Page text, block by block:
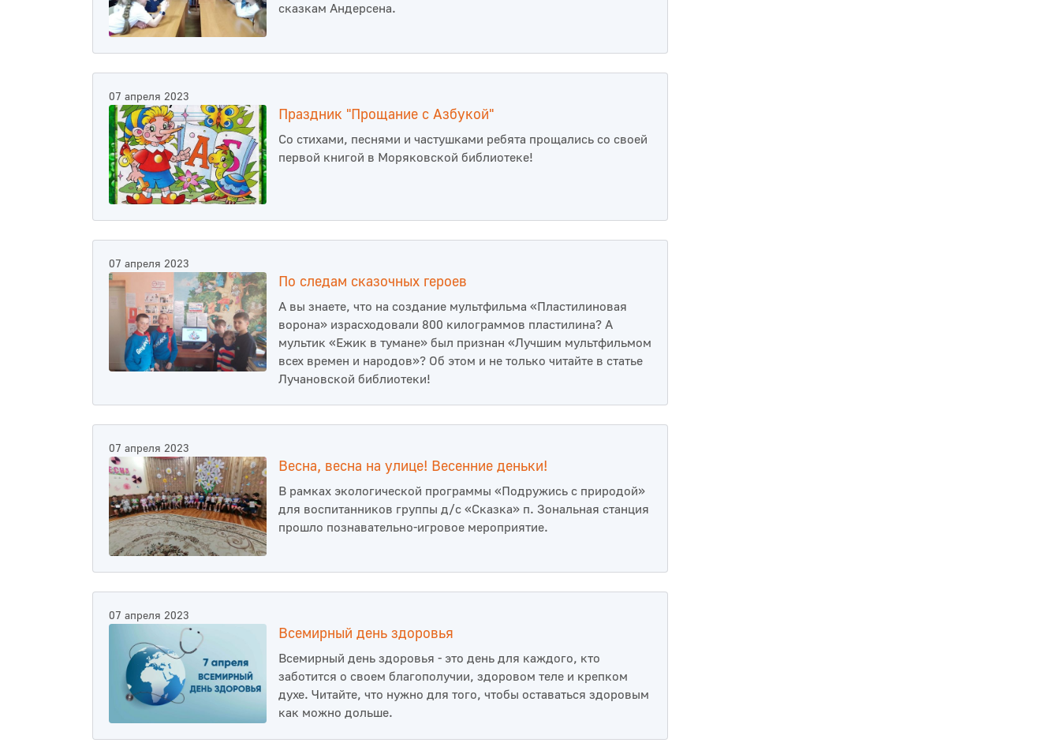
сказкам Андерсена.
07 апреля 2023
Праздник "Прощание с Азбукой"
Со стихами, песнями и частушками ребята прощались со своей
первой книгой в Моряковской библиотеке!
07 апреля 2023
По следам сказочных героев
А вы знаете, что на создание мультфильма «Пластилиновая
ворона» израсходовали 800 килограммов пластилина? А
мультик «Ежик в тумане» был признан «Лучшим мультфильмом
всех времен и народов»? Об этом и не только читайте в статье
Лучановской библиотеки!
07 апреля 2023
Весна, весна на улице! Весенние деньки!
В рамках экологической программы «Подружись с природой»
для воспитанников группы д/с «Сказка» п. Зональная станция
прошло познавательно-игровое мероприятие.
07 апреля 2023
Всемирный день здоровья
Всемирный день здоровья - это день для каждого, кто
заботится о своем благополучии, здоровом теле и крепком
духе. Читайте, что нужно для того, чтобы оставаться здоровым
как можно дольше.